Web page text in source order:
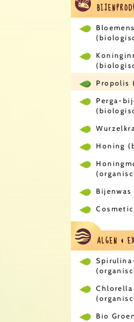
Propolis
Perga-
Honing
ALGEN &
Chlorella
Bio